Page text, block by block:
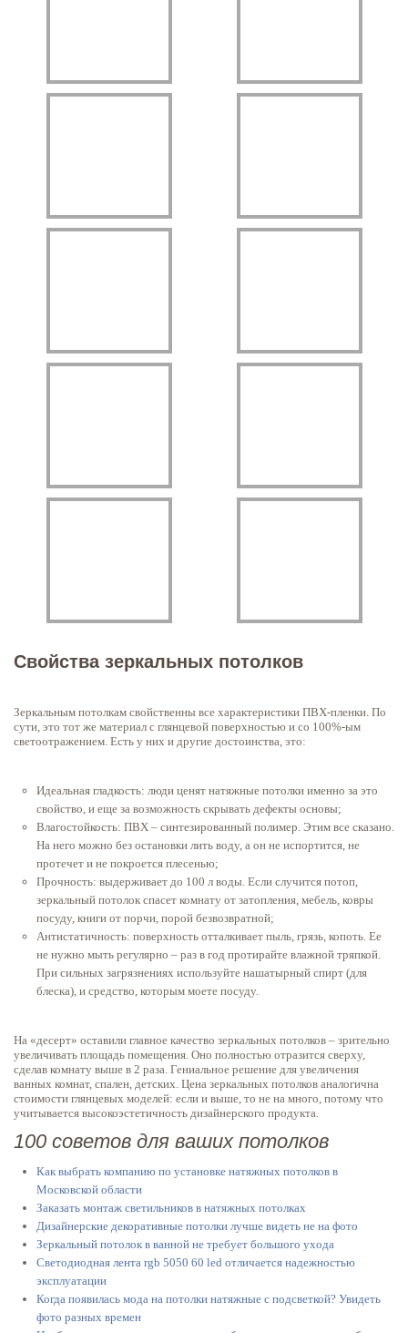
Свойства зеркальных потолков
Зеркальным потолкам свойственны все характеристики ПВХ-пленки. По
сути, это тот же материал с глянцевой поверхностью и со 100%-ым
светоотражением. Есть у них и другие достоинства, это:
Идеальная гладкость: люди ценят натяжные потолки именно за это
свойство, и еще за возможность скрывать дефекты основы;
Влагостойкость: ПВХ – синтезированный полимер. Этим все сказано.
На него можно без остановки лить воду, а он не испортится, не
протечет и не покроется плесенью;
Прочность: выдерживает до 100 л воды. Если случится потоп,
зеркальный потолок спасет комнату от затопления, мебель, ковры
посуду, книги от порчи, порой безвозвратной;
Антистатичность: поверхность отталкивает пыль, грязь, копоть. Ее
не нужно мыть регулярно – раз в год протирайте влажной тряпкой.
При сильных загрязнениях используйте нашатырный спирт (для
блеска), и средство, которым моете посуду.
На «десерт» оставили главное качество зеркальных потолков – зрительно
увеличивать площадь помещения. Оно полностью отразится сверху,
сделав комнату выше в 2 раза. Гениальное решение для увеличения
ванных комнат, спален, детских. Цена зеркальных потолков аналогична
стоимости глянцевых моделей: если и выше, то не на много, потому что
учитывается высокоэстетичность дизайнерского продукта.
100 советов для ваших потолков
Как выбрать компанию по установке натяжных потолков в
Московской области
Заказать монтаж светильников в натяжных потолках
Дизайнерские декоративные потолки лучше видеть не на фото
Зеркальный потолок в ванной не требует большого ухода
Светодиодная лента rgb 5050 60 led отличается надежностью
эксплуатации
Когда появилась мода на потолки натяжные с подсветкой? Увидеть
фото разных времен